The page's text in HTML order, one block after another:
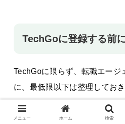
TechGoに登録する前
TechGoに限らず、転職エージ
に、最低限以下は整理しておき
・職務経歴書
メニュー ホーム 検索